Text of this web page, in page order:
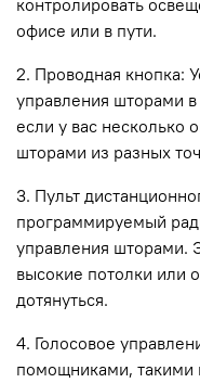
контролировать
офисе или в пути.
2. Проводная кнопка:
управления шторами
если у вас несколько
шторами из разных
3. Пульт
программируемый
управления шторами.
высокие потолки или
дотянуться.
4. Голосовое
помощниками, такими